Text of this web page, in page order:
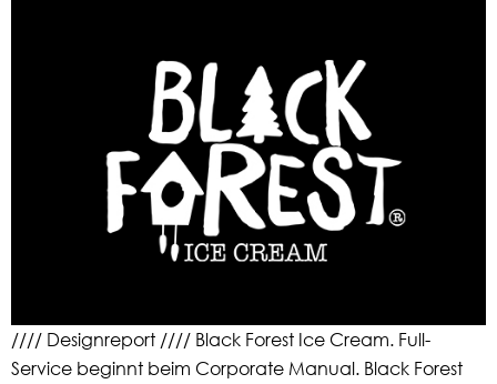
//// Designreport //// Black Forest Ice Cream. Full-
Service beginnt beim Corporate Manual. Black Forest